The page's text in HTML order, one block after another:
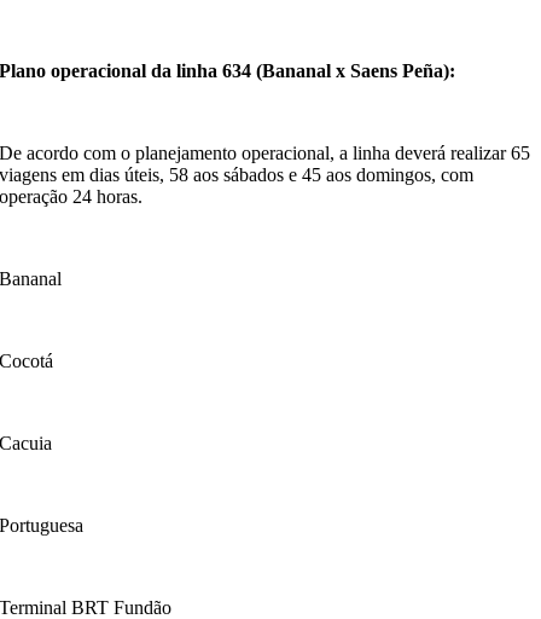
Plano operacional da linha 634 (Bananal x Saens Peña):
De acordo com o planejamento operacional, a linha deverá realizar 65
viagens em dias úteis, 58 aos sábados e 45 aos domingos, com
operação 24 horas.
Bananal
Cocotá
Cacuia
Portuguesa
Terminal BRT Fundão